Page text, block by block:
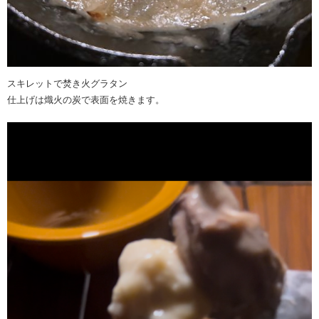
スキレットで焚き火グラタン
仕上げは熾火の炭で表面を焼きます。